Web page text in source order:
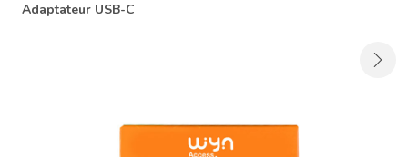
Adaptateur USB-C